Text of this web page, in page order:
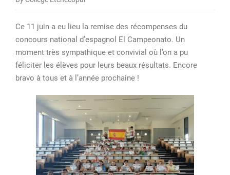
récompenses
du
Campeonato
Ce 11 juin a eu lieu la remise des récompenses du
concours national d’espagnol El Campeonato. Un
moment très sympathique et convivial où l’on a pu
féliciter les élèves pour leurs beaux résultats. Encore
bravo à tous et à l’année prochaine !